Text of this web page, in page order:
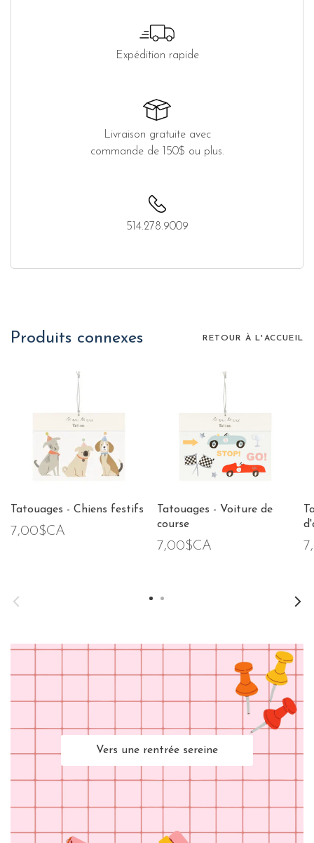
Expédition rapide
Livraison gratuite avec
commande de 150$ ou plus.
514.278.9009
Produits connexes RETOUR À L'ACCUEIL
Tatouages - Chiens festifs
7,00$CA
Tatouages - Voiture de
course
7,00$CA
Vers une rentrée sereine